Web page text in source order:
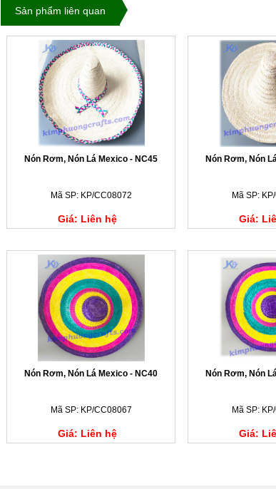
Sản phẩm liên quan
Nón Rơm, Nón Lá Mexico - NC45
Mã SP: KP/CC08072
Giá: Liên hệ
Nón Rơm, Nón
Mã SP:
Giá:
Nón Rơm, Nón Lá Mexico - NC40
Mã SP: KP/CC08067
Giá: Liên hệ
Nón Rơm, Nón
Mã SP:
Giá: